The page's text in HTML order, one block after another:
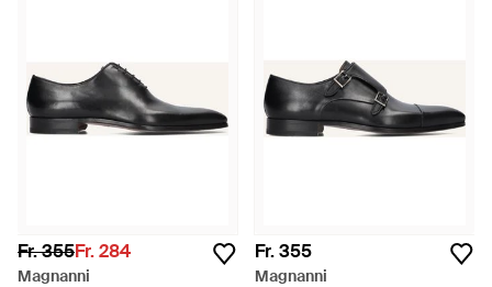
Fr. 355Fr. 284
Magnanni
Fr. 355
Magnanni